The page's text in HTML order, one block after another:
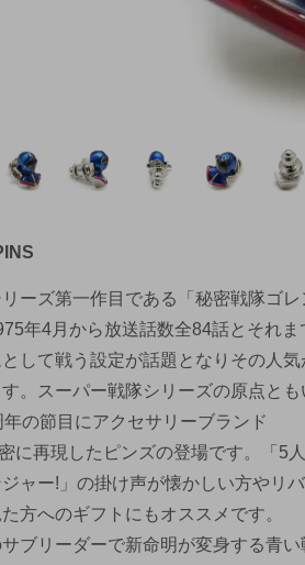
ーズ第一作目である「秘密戦隊ゴレ
年4月から放送話数全84話とそれま
して戦う設定が話題となりその人気
。スーパー戦隊シリーズの原点とも
年の節目にアクセサリーブランド
に再現したピンズの登場です。「5人
ャー!」の掛け声が懐かしい方やリバ
方へのギフトにもオススメです。
ブリーダーで新命明が変身する青い